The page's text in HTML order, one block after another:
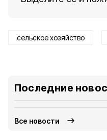
сельское хозяйство
Последние
Все новости